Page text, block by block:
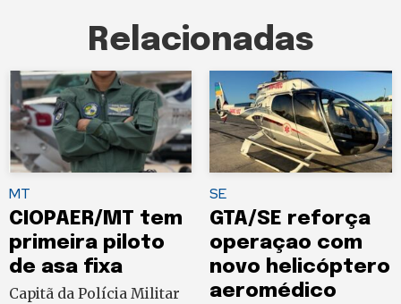
Relacionadas
MT
CIOPAER/MT tem
primeira piloto
de asa fixa
Capitã da Polícia Militar
SE
GTA/SE reforça
operaçao com
novo helicóptero
aeromédico